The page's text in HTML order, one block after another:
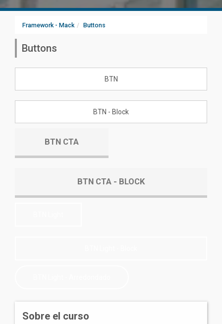
Framework - Mack Buttons
Buttons
BTN
BTN - Block
BTN CTA
BTN CTA - BLOCK
Sobre el curso